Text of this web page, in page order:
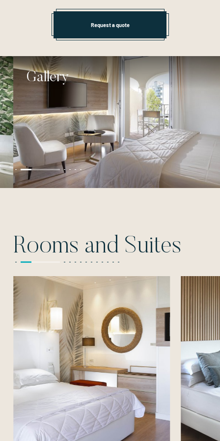
Request a quote
Gallery
Rooms and Suites